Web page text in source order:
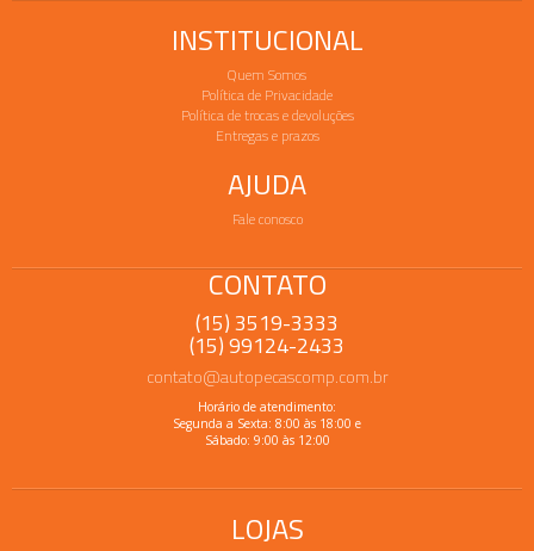
INSTITUCIONAL
Quem Somos
Política de Privacidade
Política de trocas e devoluções
Entregas e prazos
AJUDA
Fale conosco
CONTATO
(15) 3519-3333
(15) 99124-2433
contato@autopecascomp.com.br
Horário de atendimento:
Segunda a Sexta: 8:00 às 18:00 e
Sábado: 9:00 às 12:00
LOJAS